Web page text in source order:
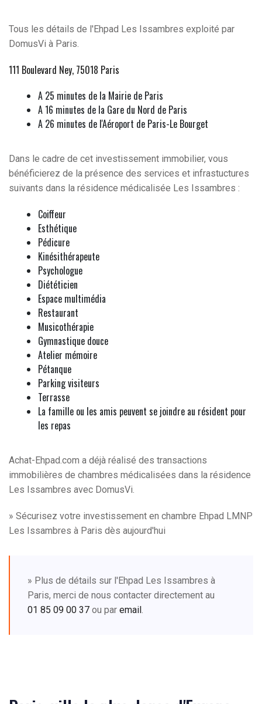
Tous les détails de l'Ehpad Les Issambres exploité par
DomusVi à Paris.
111 Boulevard Ney, 75018 Paris
A 25 minutes de la Mairie de Paris
A 16 minutes de la Gare du Nord de Paris
A 26 minutes de l'Aéroport de Paris-Le Bourget
Dans le cadre de cet investissement immobilier, vous
bénéficierez de la présence des services et infrastuctures
suivants dans la résidence médicalisée Les Issambres :
Coiffeur
Esthétique
Pédicure
Kinésithérapeute
Psychologue
Diététicien
Espace multimédia
Restaurant
Musicothérapie
Gymnastique douce
Atelier mémoire
Pétanque
Parking visiteurs
Terrasse
La famille ou les amis peuvent se joindre au résident pour
les repas
Achat-Ehpad.com a déjà réalisé des transactions
immobilières de chambres médicalisées dans la résidence
Les Issambres avec DomusVi.
» Sécurisez votre investissement en chambre Ehpad LMNP
Les Issambres à Paris dès aujourd'hui
» Plus de détails sur l'Ehpad Les Issambres à
Paris, merci de nous contacter directement au
01 85 09 00 37 ou par email.